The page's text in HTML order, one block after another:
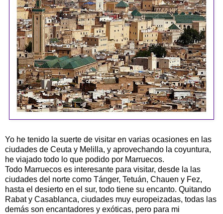
Yo he tenido la suerte de visitar en varias ocasiones en las
ciudades de Ceuta y Melilla, y aprovechando la coyuntura,
he viajado todo lo que podido por Marruecos.
Todo Marruecos es interesante para visitar, desde la las
ciudades del norte como Tánger, Tetuán, Chauen y Fez,
hasta el desierto en el sur, todo tiene su encanto. Quitando
Rabat y Casablanca, ciudades muy europeizadas, todas las
demás son encantadores y exóticas, pero para mi